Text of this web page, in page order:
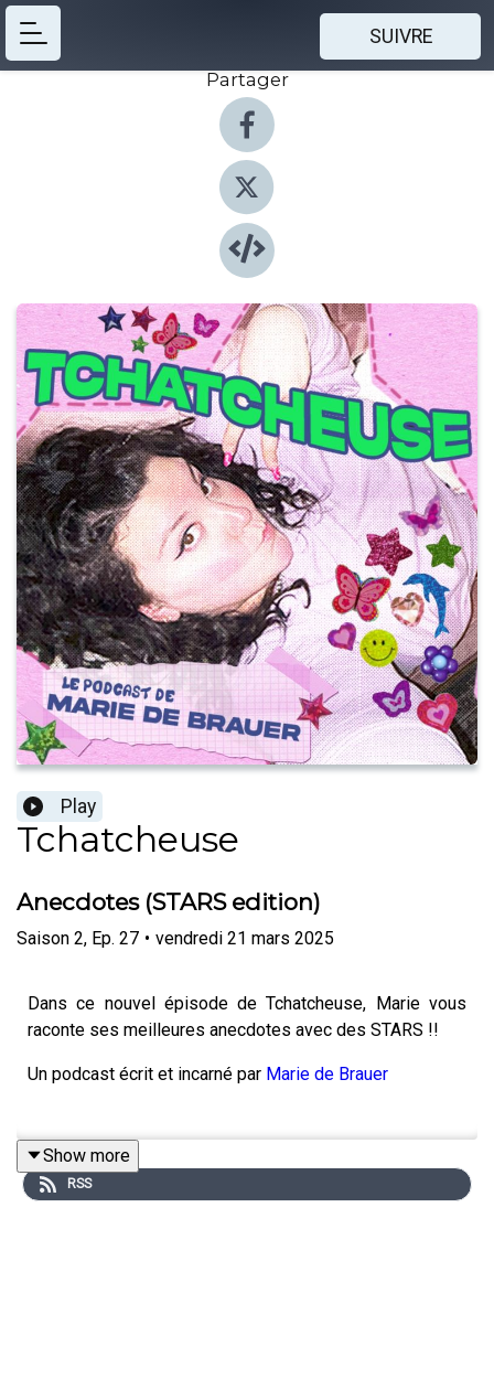
SUIVRE
Partager
Play
Tchatcheuse
Anecdotes (STARS edition)
Saison 2, Ep. 27 • vendredi 21 mars 2025
Dans ce nouvel épisode de Tchatcheuse, Marie vous
raconte ses meilleures anecdotes avec des STARS !!
Un podcast écrit et incarné par Marie de Brauer
🍽️🍽️🍽️
Profitez de 100€ de réduction sur les 5 premières
Show more
RSS